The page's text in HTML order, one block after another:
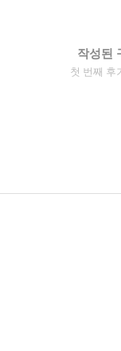
작성된
첫 번째 후